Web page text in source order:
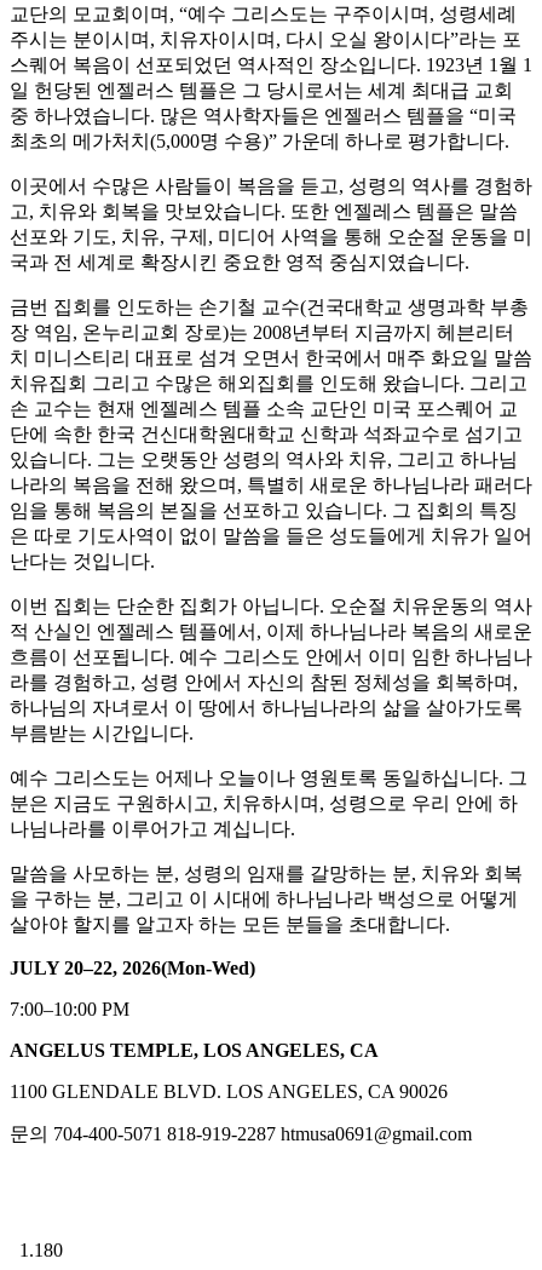
교단의 모교회이며, “예수 그리스도는 구주이시며, 성령세례
주시는 분이시며, 치유자이시며, 다시 오실 왕이시다”라는 포
스퀘어 복음이 선포되었던 역사적인 장소입니다. 1923년 1월 1
일 헌당된 엔젤러스 템플은 그 당시로서는 세계 최대급 교회
중 하나였습니다. 많은 역사학자들은 엔젤러스 템플을 “미국
최초의 메가처치(5,000명 수용)” 가운데 하나로 평가합니다.
이곳에서 수많은 사람들이 복음을 듣고, 성령의 역사를 경험하
고, 치유와 회복을 맛보았습니다. 또한 엔젤레스 템플은 말씀
선포와 기도, 치유, 구제, 미디어 사역을 통해 오순절 운동을 미
국과 전 세계로 확장시킨 중요한 영적 중심지였습니다.
금번 집회를 인도하는 손기철 교수(건국대학교 생명과학 부총
장 역임, 온누리교회 장로)는 2008년부터 지금까지 헤븐리터
치 미니스티리 대표로 섬겨 오면서 한국에서 매주 화요일 말씀
치유집회 그리고 수많은 해외집회를 인도해 왔습니다. 그리고
손 교수는 현재 엔젤레스 템플 소속 교단인 미국 포스퀘어 교
단에 속한 한국 건신대학원대학교 신학과 석좌교수로 섬기고
있습니다. 그는 오랫동안 성령의 역사와 치유, 그리고 하나님
나라의 복음을 전해 왔으며, 특별히 새로운 하나님나라 패러다
임을 통해 복음의 본질을 선포하고 있습니다. 그 집회의 특징
은 따로 기도사역이 없이 말씀을 들은 성도들에게 치유가 일어
난다는 것입니다.
이번 집회는 단순한 집회가 아닙니다. 오순절 치유운동의 역사
적 산실인 엔젤레스 템플에서, 이제 하나님나라 복음의 새로운
흐름이 선포됩니다. 예수 그리스도 안에서 이미 임한 하나님나
라를 경험하고, 성령 안에서 자신의 참된 정체성을 회복하며,
하나님의 자녀로서 이 땅에서 하나님나라의 삶을 살아가도록
부름받는 시간입니다.
예수 그리스도는 어제나 오늘이나 영원토록 동일하십니다. 그
분은 지금도 구원하시고, 치유하시며, 성령으로 우리 안에 하
나님나라를 이루어가고 계십니다.
말씀을 사모하는 분, 성령의 임재를 갈망하는 분, 치유와 회복
을 구하는 분, 그리고 이 시대에 하나님나라 백성으로 어떻게
살아야 할지를 알고자 하는 모든 분들을 초대합니다.
JULY 20–22, 2026(Mon-Wed)
7:00–10:00 PM
ANGELUS TEMPLE, LOS ANGELES, CA
1100 GLENDALE BLVD. LOS ANGELES, CA 90026
문의 704-400-5071 818-919-2287 htmusa0691@gmail.com
1.180